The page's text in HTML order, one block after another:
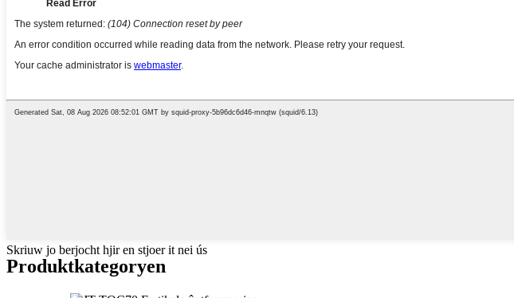
Skriuw jo berjocht hjir en stjoer it nei ús
Produktkategoryen